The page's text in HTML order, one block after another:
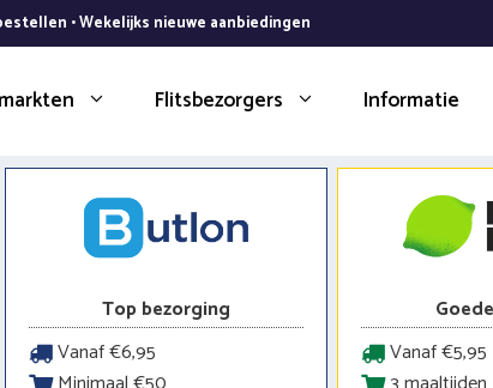
• Wekelijks nieuwe aanbiedingen
Flitsbezorgers Informatie
Top bezorging
Vanaf €6,95
Vanaf €5,95